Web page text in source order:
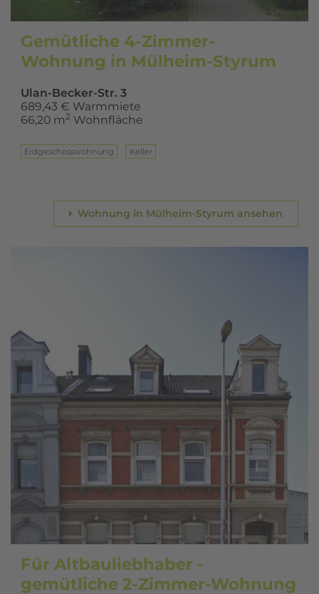
Gemütliche 4-Zimmer-
Wohnung in Mülheim-Styrum
Ulan-Becker-Str. 3
689,43 € Warmmiete
66,20 m2 Wohnfläche
Erd­ge­schoss­woh­nung Keller
Wohnung in Mülheim-Styrum ansehen
Für Altbauliebhaber -
gemütliche 2-Zimmer-Wohnung